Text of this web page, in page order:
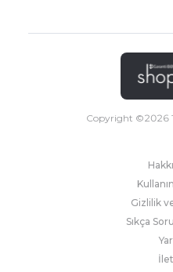
Copyright ©2026
Gizlilik
Sıkça